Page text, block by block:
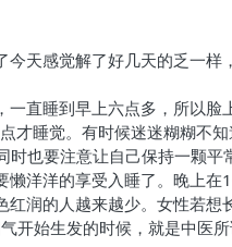
天感觉解了好几天的乏一样
直睡到早上六点多，所以脸
睡觉。有时候迷迷糊糊不
也要注意让自己保持一颗平
洋洋的享受入睡了。晚上
润的人越来越少。女性若想
开始生发的时候，就是中医